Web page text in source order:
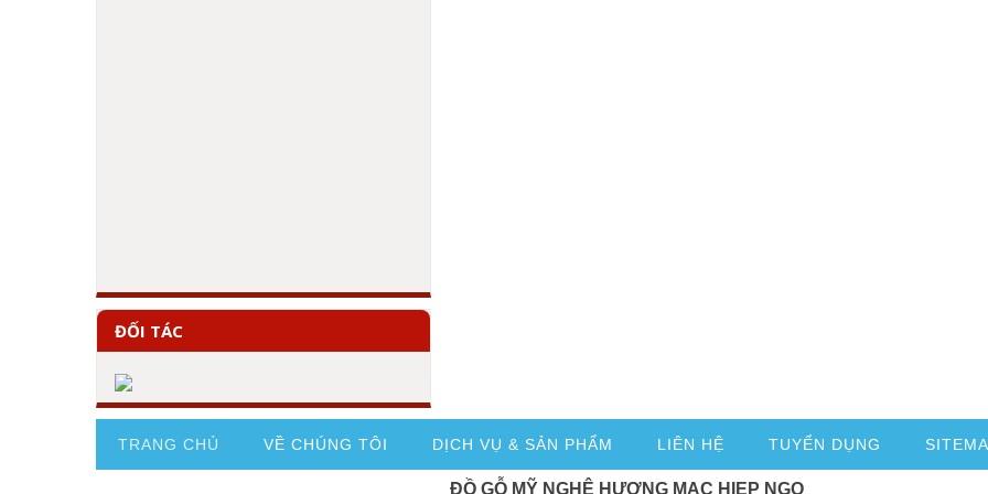
ĐỐI TÁC
TRANG CHỦ VỀ CHÚNG TÔI DỊCH VỤ & SẢN PHẨM LIÊN HỆ TUYỂN DỤNG
ĐỒ GỖ MỸ NGHỆ HƯƠNG MẠC HIEP NGO